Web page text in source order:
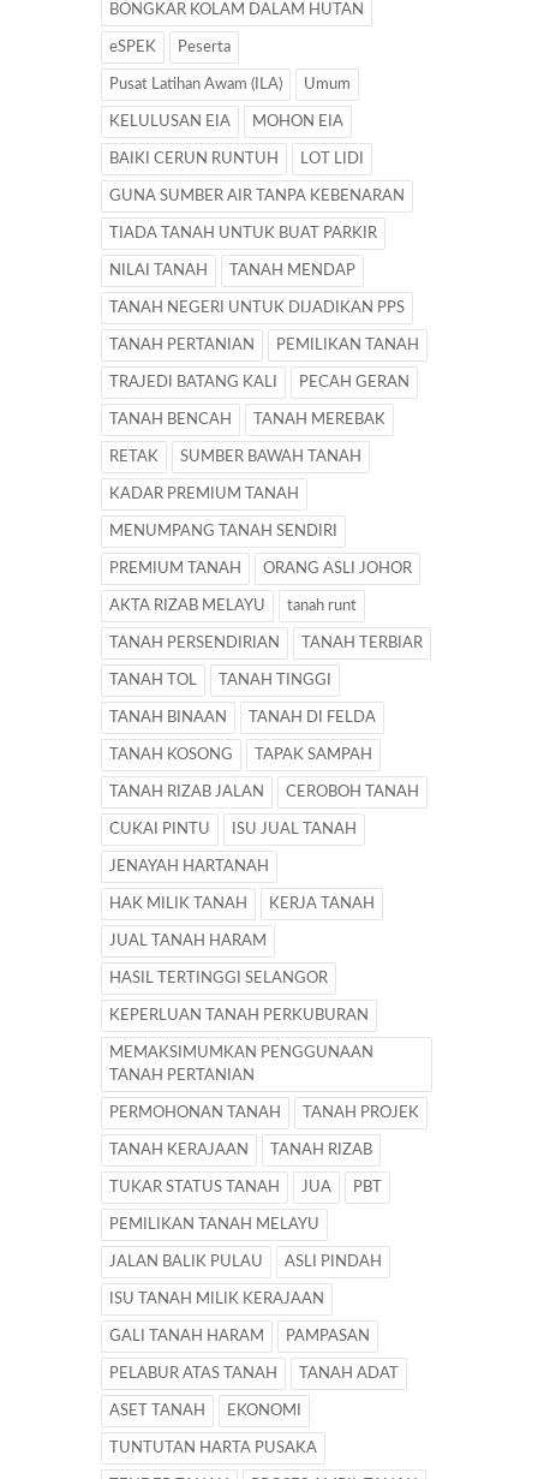
BONGKAR KOLAM DALAM HUTAN
eSPEK Peserta
Pusat Latihan Awam (ILA) Umum
KELULUSAN EIA MOHON EIA
BAIKI CERUN RUNTUH LOT LIDI
GUNA SUMBER AIR TANPA KEBENARAN
TIADA TANAH UNTUK BUAT PARKIR
NILAI TANAH TANAH MENDAP
TANAH NEGERI UNTUK DIJADIKAN PPS
TANAH PERTANIAN PEMILIKAN TANAH
TRAJEDI BATANG KALI PECAH GERAN
TANAH BENCAH TANAH MEREBAK
RETAK SUMBER BAWAH TANAH
KADAR PREMIUM TANAH
MENUMPANG TANAH SENDIRI
PREMIUM TANAH ORANG ASLI JOHOR
AKTA RIZAB MELAYU tanah runt
TANAH PERSENDIRIAN TANAH TERBIAR
TANAH TOL TANAH TINGGI
TANAH BINAAN TANAH DI FELDA
TANAH KOSONG TAPAK SAMPAH
TANAH RIZAB JALAN CEROBOH TANAH
CUKAI PINTU ISU JUAL TANAH
JENAYAH HARTANAH
HAK MILIK TANAH KERJA TANAH
JUAL TANAH HARAM
HASIL TERTINGGI SELANGOR
KEPERLUAN TANAH PERKUBURAN
MEMAKSIMUMKAN PENGGUNAAN
TANAH PERTANIAN
PERMOHONAN TANAH TANAH PROJEK
TANAH KERAJAAN TANAH RIZAB
TUKAR STATUS TANAH JUA PBT
PEMILIKAN TANAH MELAYU
JALAN BALIK PULAU ASLI PINDAH
ISU TANAH MILIK KERAJAAN
GALI TANAH HARAM PAMPASAN
PELABUR ATAS TANAH TANAH ADAT
ASET TANAH EKONOMI
TUNTUTAN HARTA PUSAKA